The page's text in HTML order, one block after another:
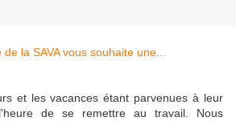
et les vacances étant parvenues à leur
de se remettre au travail. Nous